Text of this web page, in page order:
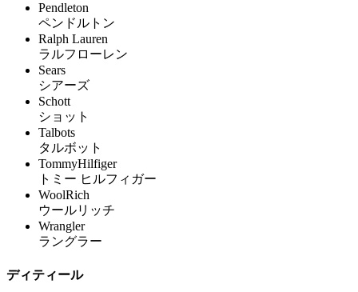
Pendleton
ペンドルトン
Ralph Lauren
ラルフローレン
Sears
シアーズ
Schott
ショット
Talbots
タルボット
TommyHilfiger
トミー ヒルフィガー
WoolRich
ウールリッチ
Wrangler
ラングラー
ディティール